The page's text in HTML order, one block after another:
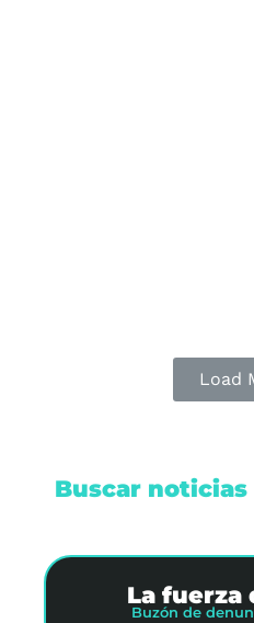
Load
Buscar noticias
La fuerza
Buzón de